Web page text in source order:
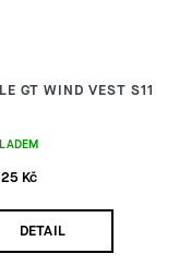
GT WIND VEST S11
Kč
DETAIL